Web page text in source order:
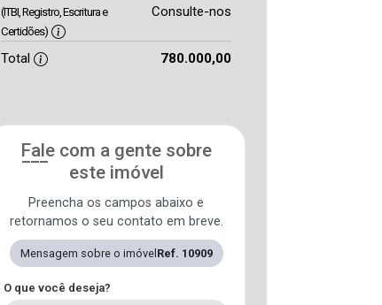
(ITBI, Registro, Escritura e
Certidões)
Consulte-nos
Total 780.000,00
Fale com a gente sobre
este imóvel
Preencha os campos abaixo e
retornamos o seu contato em breve.
Mensagem sobre o imóvel Ref. 10909
O que você deseja?